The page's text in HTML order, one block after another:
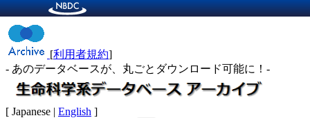
[利用者規約]
- あのデータベースが、丸ごとダウンロード可能に！-
[ Japanese | English ]